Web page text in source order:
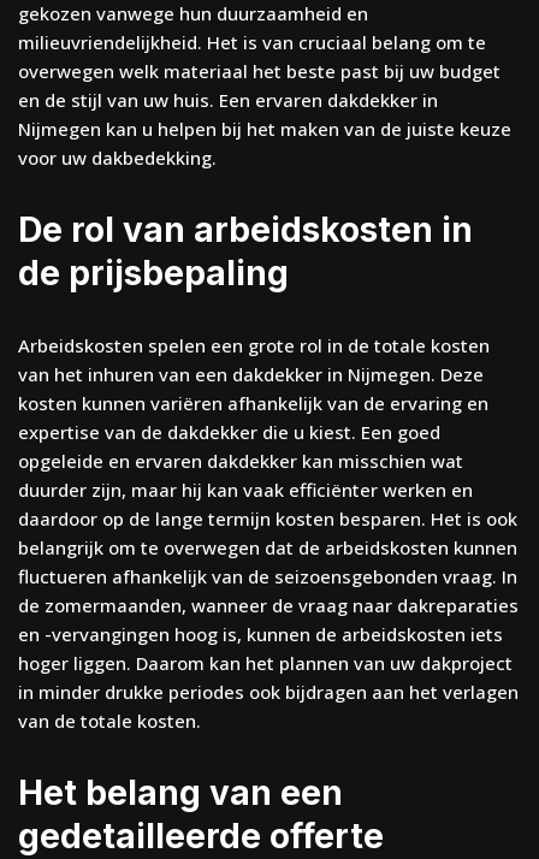
gekozen vanwege hun duurzaamheid en
milieuvriendelijkheid. Het is van cruciaal belang om te
overwegen welk materiaal het beste past bij uw budget
en de stijl van uw huis. Een ervaren dakdekker in
Nijmegen kan u helpen bij het maken van de juiste keuze
voor uw dakbedekking.
De rol van arbeidskosten in
de prijsbepaling
Arbeidskosten spelen een grote rol in de totale kosten
van het inhuren van een dakdekker in Nijmegen. Deze
kosten kunnen variëren afhankelijk van de ervaring en
expertise van de dakdekker die u kiest. Een goed
opgeleide en ervaren dakdekker kan misschien wat
duurder zijn, maar hij kan vaak efficiënter werken en
daardoor op de lange termijn kosten besparen. Het is ook
belangrijk om te overwegen dat de arbeidskosten kunnen
fluctueren afhankelijk van de seizoensgebonden vraag. In
de zomermaanden, wanneer de vraag naar dakreparaties
en -vervangingen hoog is, kunnen de arbeidskosten iets
hoger liggen. Daarom kan het plannen van uw dakproject
in minder drukke periodes ook bijdragen aan het verlagen
van de totale kosten.
Het belang van een
gedetailleerde offerte